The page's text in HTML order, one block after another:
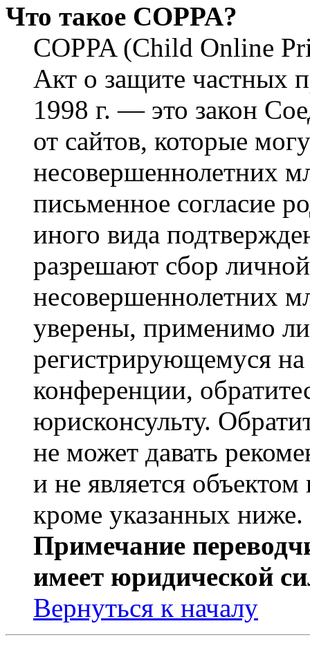
Что такое COPPA?
COPPA (Child Online
Акт о защите частных
1998 г. — это закон
от сайтов, которые
несовершеннолетних
письменное согласие
иного вида
разрешают сбор
несовершеннолетних
уверены, применимо
регистрирующемуся
конференции,
юрисконсульту.
не может давать
и не является
кроме указанных ниже.
Примечание
имеет юридической
Вернуться к началу